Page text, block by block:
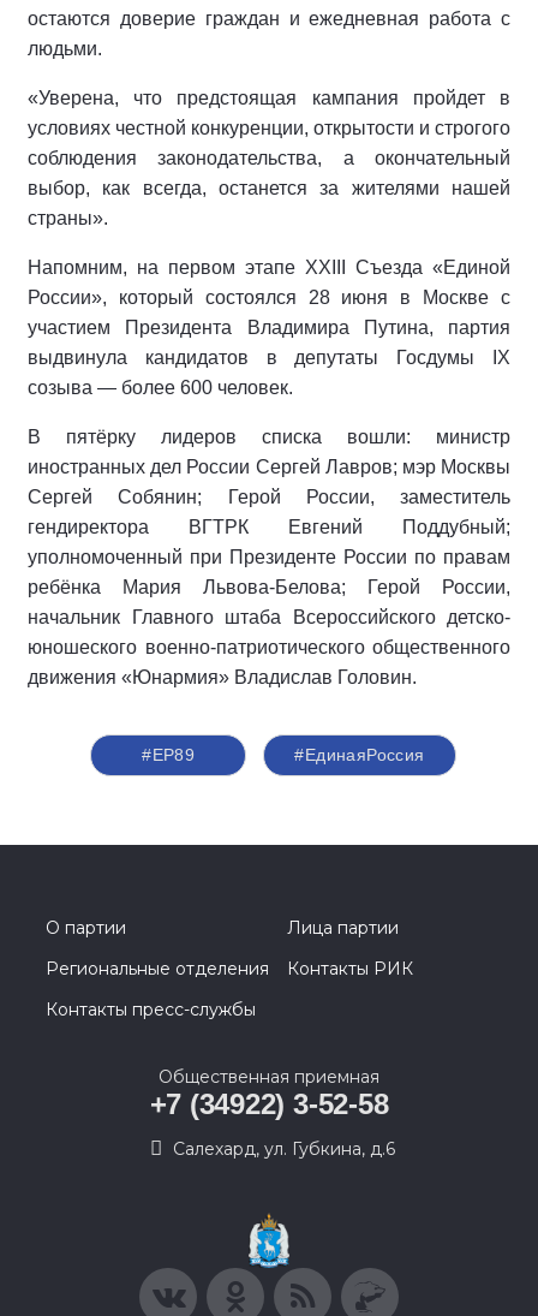
остаются доверие граждан и ежедневная работа с
людьми.
«Уверена, что предстоящая кампания пройдет в
условиях честной конкуренции, открытости и строгого
соблюдения законодательства, а окончательный
выбор, как всегда, останется за жителями нашей
страны».
Напомним, на первом этапе XXIII Съезда «Единой
России», который состоялся 28 июня в Москве с
участием Президента Владимира Путина, партия
выдвинула кандидатов в депутаты Госдумы IX
созыва — более 600 человек.
В пятёрку лидеров списка вошли: министр
иностранных дел России Сергей Лавров; мэр Москвы
Сергей Собянин; Герой России, заместитель
гендиректора ВГТРК Евгений Поддубный;
уполномоченный при Президенте России по правам
ребёнка Мария Львова-Белова; Герой России,
начальник Главного штаба Всероссийского детско-
юношеского военно-патриотического общественного
движения «Юнармия» Владислав Головин.
#ЕР89 #‎ЕдинаяРоссия
О партии
Лица партии
Региональные отделения
Контакты РИК
Контакты пресс-службы
Общественная приемная
+7 (34922) 3-52-58
Салехард, ул. Губкина, д.6